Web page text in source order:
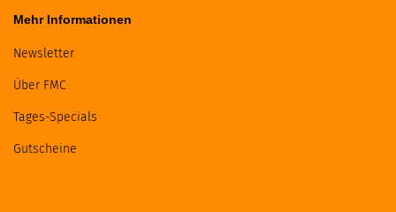
Mehr Informationen
Newsletter
Über FMC
Tages-Specials
Gutscheine